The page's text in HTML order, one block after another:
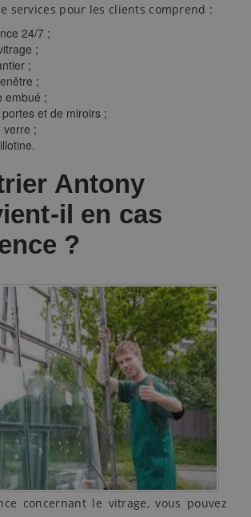
services pour les clients comprend :
24/7 ;
;
;
;
embué ;
et de miroirs ;
verre ;
Antony
il en cas
?
concernant le vitrage, vous pouvez